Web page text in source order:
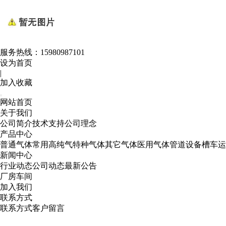
服务热线： 15980987101
设为首页
|
加入收藏
网站首页
关于我们
公司简介技术支持公司理念
产品中心
普通气体常用高纯气特种气体其它气体医用气体管道设备槽车
新闻中心
行业动态公司动态最新公告
厂房车间
加入我们
联系方式
联系方式客户留言